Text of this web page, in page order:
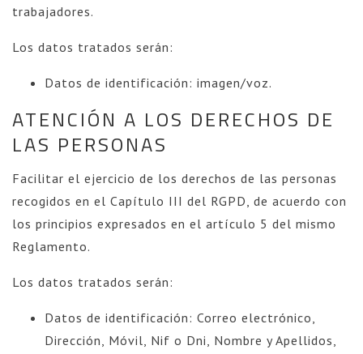
trabajadores.
Los datos tratados serán:
Datos de identificación: imagen/voz.
ATENCIÓN A LOS DERECHOS DE
LAS PERSONAS
Facilitar el ejercicio de los derechos de las personas
recogidos en el Capítulo III del RGPD, de acuerdo con
los principios expresados en el artículo 5 del mismo
Reglamento.
Los datos tratados serán:
Datos de identificación: Correo electrónico,
Dirección, Móvil, Nif o Dni, Nombre y Apellidos,